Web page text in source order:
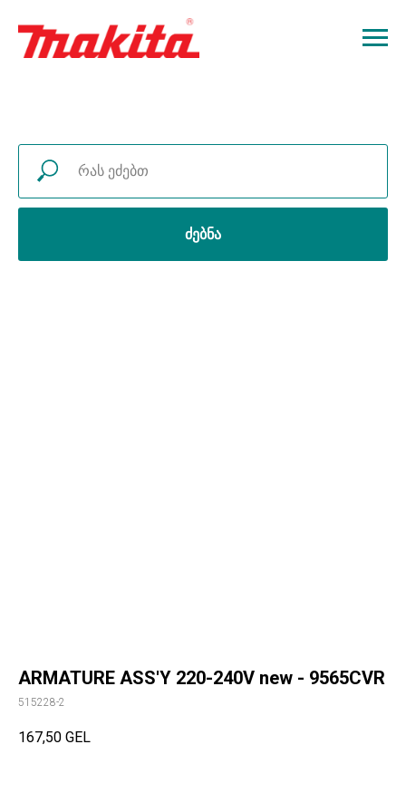
ძებნა
ARMATURE ASS'Y 220-240V new - 9565CVR
515228-2
167,50 GEL